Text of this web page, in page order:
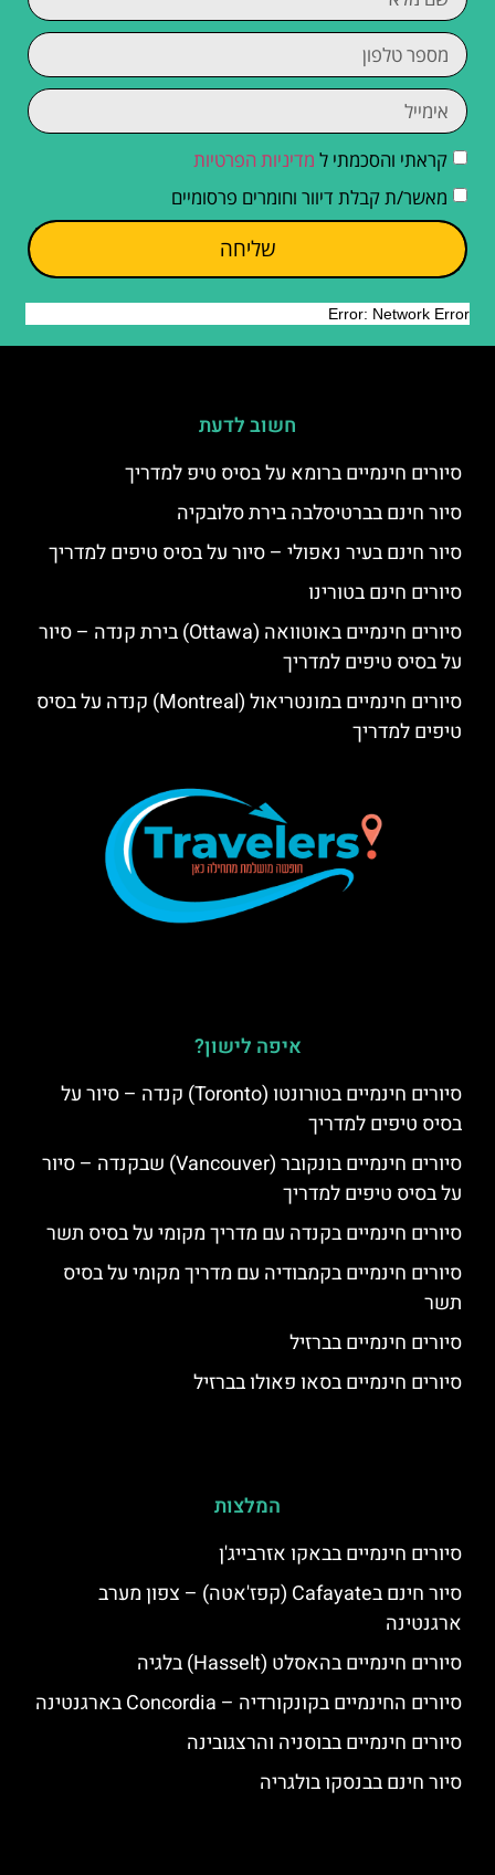
קראתי והסכמתי ל מדיניות הפרטיות
מאשר/ת קבלת דיוור וחומרים פרסומיים
שליחה
חשוב לדעת
סיורים חינמיים ברומא על בסיס טיפ למדריך
סיור חינם בברטיסלבה בירת סלובקיה
סיור חינם בעיר נאפולי – סיור על בסיס טיפים למדריך
סיורים חינם בטורינו
סיורים חינמיים באוטוואה (Ottawa) בירת קנדה – סיור
על בסיס טיפים למדריך
סיורים חינמיים במונטריאול (Montreal) קנדה על בסיס
טיפים למדריך
איפה לישון?
סיורים חינמיים בטורונטו (Toronto) קנדה – סיור על
בסיס טיפים למדריך
סיורים חינמיים בונקובר (Vancouver) שבקנדה – סיור
על בסיס טיפים למדריך
סיורים חינמיים בקנדה עם מדריך מקומי על בסיס תשר
סיורים חינמיים בקמבודיה עם מדריך מקומי על בסיס
תשר
סיורים חינמיים בברזיל
סיורים חינמיים בסאו פאולו בברזיל
המלצות
סיורים חינמיים בבאקו אזרבייג'ן
סיור חינם בCafayate (קפז'אטה) – צפון מערב
ארגנטינה
סיורים חינמיים בהאסלט (Hasselt) בלגיה
סיורים החינמיים בקונקורדיה – Concordia בארגנטינה
סיורים חינמיים בבוסניה והרצגובינה
סיור חינם בבנסקו בולגריה